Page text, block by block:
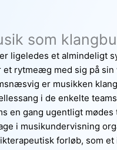
som
ligeledes et almindeligt
et rytmeæg med sig på
er musikken
i de enkelte
en gang ugentligt
i musikundervisning
forløb, som